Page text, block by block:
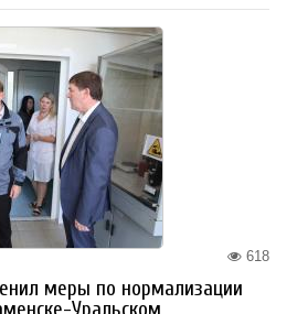
618
меры по нормализации